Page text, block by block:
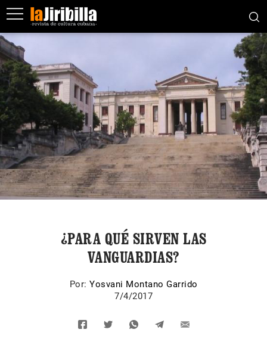
¿PARA QUÉ SIRVEN LAS
VANGUARDIAS?
Por: Yosvani Montano Garrido
7/4/2017